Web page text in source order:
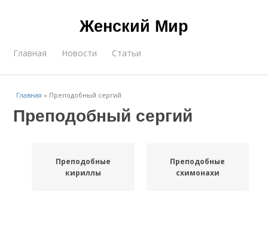
Женский Мир
Главная Новости Статьи
Главная » Преподобный сергий
Преподобный сергий
Преподобные
кириллы
Преподобные
схимонахи